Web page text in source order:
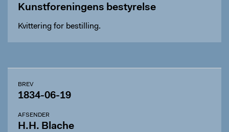
Kunstforeningens bestyrelse
Kvittering for bestilling.
BREV
1834-06-19
AFSENDER
H.H. Blache